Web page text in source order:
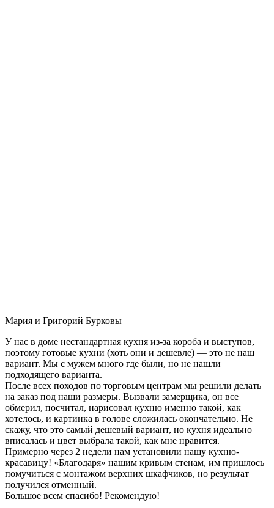
Мария и Григорий Бурковы
У нас в доме нестандартная кухня из-за короба и выступов,
поэтому готовые кухни (хоть они и дешевле) — это не наш
вариант. Мы с мужем много где были, но не нашли
подходящего варианта.
После всех походов по торговым центрам мы решили делать
на заказ под наши размеры. Вызвали замерщика, он все
обмерил, посчитал, нарисовал кухню именно такой, как
хотелось, и картинка в голове сложилась окончательно. Не
скажу, что это самый дешевый вариант, но кухня идеально
вписалась и цвет выбрала такой, как мне нравится.
Примерно через 2 недели нам установили нашу кухню-
красавицу! «Благодаря» нашим кривым стенам, им пришлось
помучиться с монтажом верхних шкафчиков, но результат
получился отменный.
Большое всем спасибо! Рекомендую!